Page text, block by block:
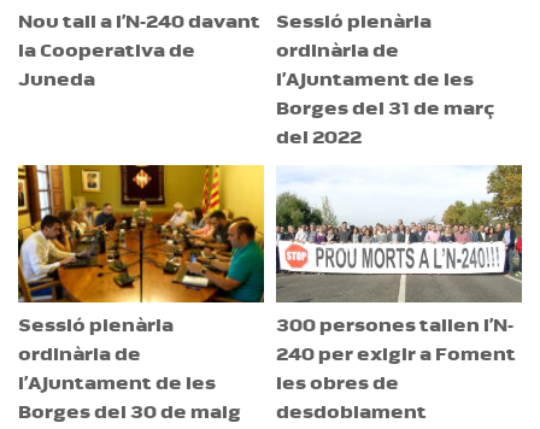
Nou tall a l’N-240 davant
la Cooperativa de
Juneda
Sessió plenària
ordinària de
l’Ajuntament de les
Borges del 31 de març
del 2022
Sessió plenària
ordinària de
l’Ajuntament de les
Borges del 30 de maig
300 persones tallen l’N-
240 per exigir a Foment
les obres de
desdoblament